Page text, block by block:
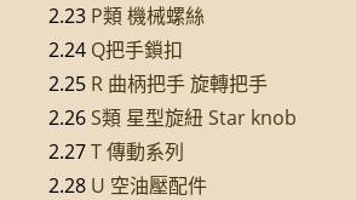
2.23 P類 機械螺絲
2.24 Q把手鎖扣
2.25 R 曲柄把手 旋轉把手
2.26 S類 星型旋紐 Star knob
2.27T 傳動系列
2.28 U 空油壓配件